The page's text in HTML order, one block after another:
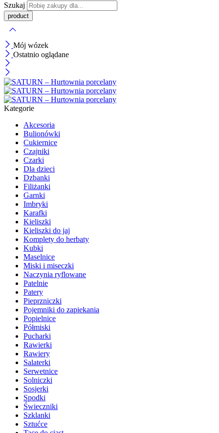
Szukaj
Mój wózek
Ostatnio oglądane
Kategorie
Akcesoria
Bulionówki
Cukiernice
Czajniki
Czarki
Dla dzieci
Dzbanki
Filiżanki
Garnki
Imbryki
Karafki
Kieliszki
Kieliszki do jaj
Komplety do herbaty
Kubki
Maselnice
Miski i miseczki
Naczynia ryflowane
Patelnie
Patery
Pieprzniczki
Pojemniki do zapiekania
Popielnice
Półmiski
Pucharki
Rawierki
Rawiery
Salaterki
Serwetnice
Solniczki
Sosjerki
Spodki
Świeczniki
Szklanki
Sztućce